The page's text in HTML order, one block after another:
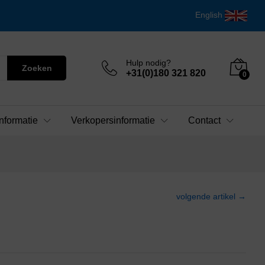
English
Zoeken
Hulp nodig?
+31(0)180 321 820 0
Verkopersinformatie Contact
volgende artikel →